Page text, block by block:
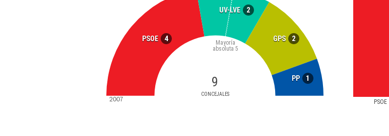
PSOE 4
UV-LVE 2
GPS 2
PP 1
9
CONCEJALES
Mayoría
absoluta 5
2007 PSOE